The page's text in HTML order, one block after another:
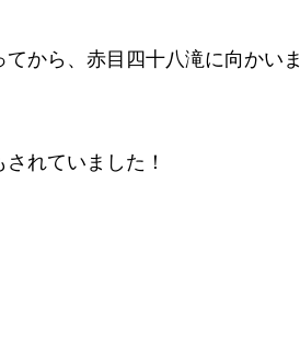
から、赤目四十八滝に向かいま
れていました！